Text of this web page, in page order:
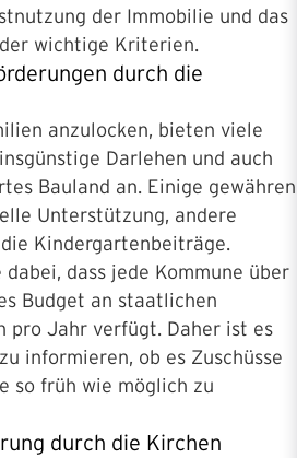
der Immobilie und das
wichtige Kriterien.
durch die
anzulocken, bieten viele
Darlehen und auch
Bauland an. Einige gewähren
Unterstützung, andere
Kindergartenbeiträge.
dabei, dass jede Kommune über
Budget an staatlichen
pro Jahr verfügt. Daher ist es
informieren, ob es Zuschüsse
so früh wie möglich zu
durch die Kirchen